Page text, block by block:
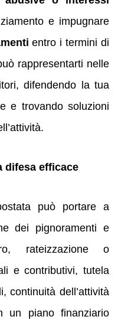
e impugnare
entro i termini di
rappresentarti nelle
difendendo la tua
e trovando soluzioni
difesa efficace
può portare a
dei pignoramenti e
rateizzazione o
e contributivi, tutela
continuità dell’attività
un piano finanziario